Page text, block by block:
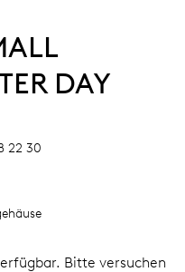
DAY
22 30
Bitte versuchen